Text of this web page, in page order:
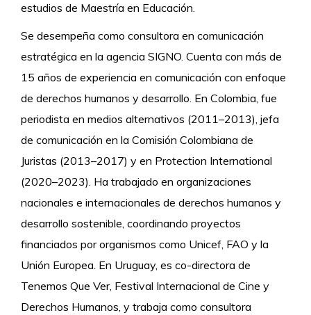
estudios de Maestría en Educación.
Se desempeña como consultora en comunicación
estratégica en la agencia SIGNO. Cuenta con más de
15 años de experiencia en comunicación con enfoque
de derechos humanos y desarrollo. En Colombia, fue
periodista en medios alternativos (2011–2013), jefa
de comunicación en la Comisión Colombiana de
Juristas (2013–2017) y en Protection International
(2020–2023). Ha trabajado en organizaciones
nacionales e internacionales de derechos humanos y
desarrollo sostenible, coordinando proyectos
financiados por organismos como Unicef, FAO y la
Unión Europea. En Uruguay, es co-directora de
Tenemos Que Ver, Festival Internacional de Cine y
Derechos Humanos, y trabaja como consultora